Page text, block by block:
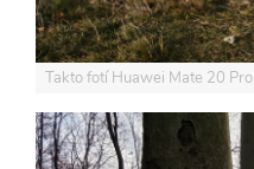
Takto fotí Huawei Mate 20 Pro